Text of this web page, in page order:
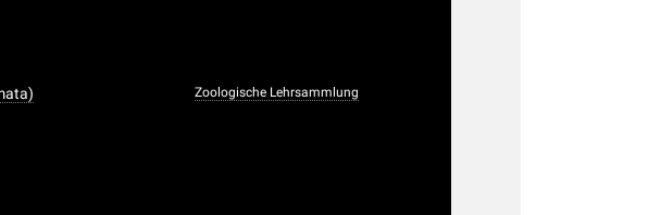
Zoologische Lehrsammlung